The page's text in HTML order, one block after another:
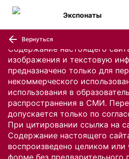
Содержание настоящего
изображения и текстовую
предназначено только для
некоммерческого
использования в
распространения в СМИ.
допускается только по
При цитировании ссылка на
Содержание настоящего
воспроизведено целиком или
форме без предварительного
Экспонаты
Вернуться